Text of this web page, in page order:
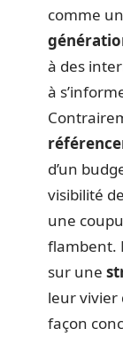
comme
à des
à
d’un
visibilité
une
flambent.
sur une
leur vivier
façon